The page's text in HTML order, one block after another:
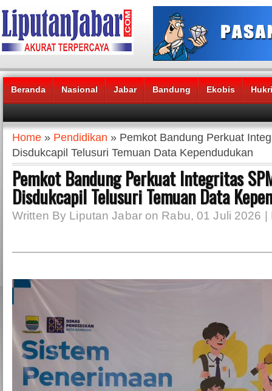
Beranda Nasional Jabar Bandung Ekobis
Headlines News :
Home » Pendidikan » Pemkot Bandung Perkuat
Disdukcapil Telusuri Temuan Data Kependudukan
Pemkot Bandung Perkuat Integritas
Disdukcapil Telusuri Temuan Data
Written By Liputan Jabar on Rabu, 01 Juli 2026